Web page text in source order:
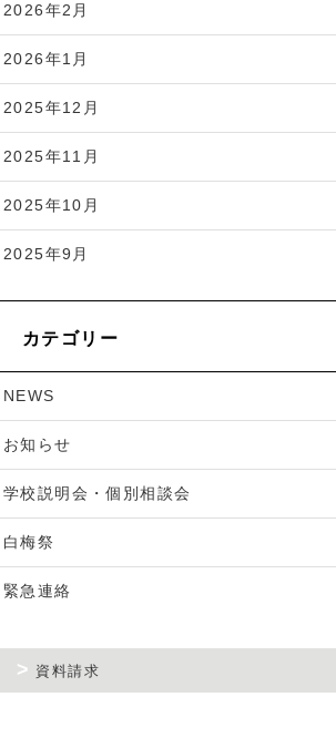
2026年2月
2026年1月
2025年12月
2025年11月
2025年10月
2025年9月
カテゴリー
NEWS
お知らせ
学校説明会・個別相談会
白梅祭
緊急連絡
資料請求